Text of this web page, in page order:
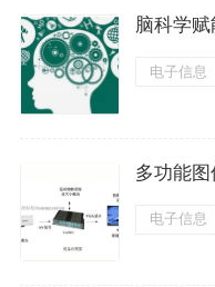
脑科学赋
电子信息
多功能
电子信息